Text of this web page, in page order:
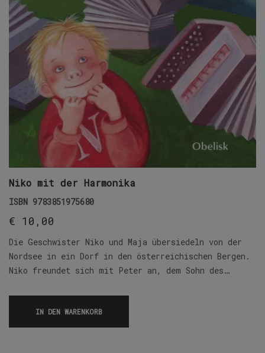
Niko mit der Harmonika
ISBN 9783851975680
€ 10,00
Die Geschwister Niko und Maja übersiedeln von der
Nordsee in ein Dorf in den österreichischen Bergen.
Niko freundet sich mit Peter an, dem Sohn des…
IN DEN WARENKORB